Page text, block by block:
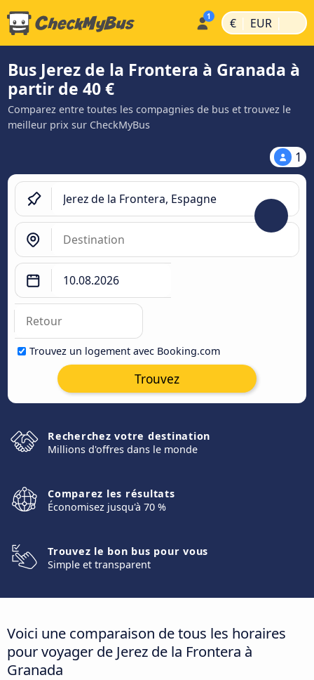
€ | EUR |
Bus Jerez de la Frontera à Granada à
partir de 40 €
Comparez entre toutes les compagnies de bus et trouvez le
meilleur prix sur CheckMyBus
1
Trouvez un logement avec Booking.com
Trouvez
Recherchez votre destination
Millions d'offres dans le monde
Comparez les résultats
Économisez jusqu'à 70 %
Trouvez le bon bus pour vous
Simple et transparent
Voici une comparaison de tous les horaires
pour voyager de Jerez de la Frontera à
Granada